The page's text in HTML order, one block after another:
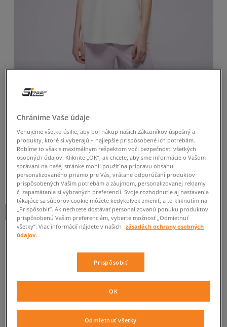
JORDAN POLO JDG KSA FT TOP
GIRL
detské, jordan
5.0
24€ cena s DPH
+ 24 BODOV V SIZEERCLUBE
Informujte ma o dostupnosti
Ak bude položka opäť dostupná, dostanete od nás oznámenie.
ZISTIŤ DOSTUPNOSŤ V NAŠICH KAMENNÝCH PREDAJNIACH
Chránime Vaše údaje
Venujeme všetko úsilie, aby bol nákup našich Zákazníkov úspešný a
produkty, ktoré si vyberajú – najlepšie prispôsobené ich potrebám.
Robíme to však s maximálnym rešpektom voči bezpečnosti všetkých
osobných údajov. Kliknite „OK”, ak chcete, aby sme informácie o Vašom
správaní na našej stránke mohli použiť na prípravu obsahu
personalizovaného priamo pre Vás, vrátane odporúčaní produktov
prispôsobených Vašim potrebám a záujmom, personalizovanej reklamy
či zapamätania si vybraných preferencií. Svoje rozhodnutie aj nastavenia
týkajúce sa súborov cookie môžete kedykoľvek zmeniť, a to kliknutím na
„Prispôsobiť”. Ak nechcete dostávať personalizovanú ponuku produktov
prispôsobenú Vašim preferenciám, vyberte možnosť „Odmietnuť
všetky”. Viac informácií nájdete v našich
zásadách ochrany osobných
údajov.
Prispôsobiť
Odmietnuť všetky
OK